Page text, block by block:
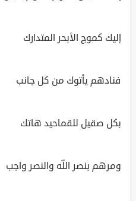
إليك كموج الأبحر المتدارك
فنادهم يأتوك من كل جانب
بكل صقيل للقماحيد هاتك
ومرهم بنصر اللّه والنصر واجب